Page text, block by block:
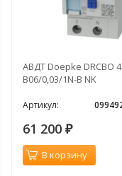
АВДТ Doepke DRCBO 4
B06/0,03/1N-B NK
Артикул:
61 200 ₽
В корзину